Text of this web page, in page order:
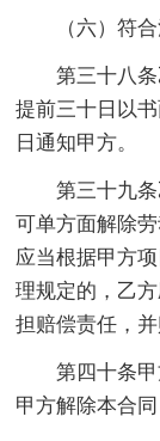
（六）符
第三十八
提前三十日以
日通知甲方。
第三十九
可单方面解除
应当根据甲方
理规定的，乙
担赔偿责任，
第四十条
甲方解除本合同